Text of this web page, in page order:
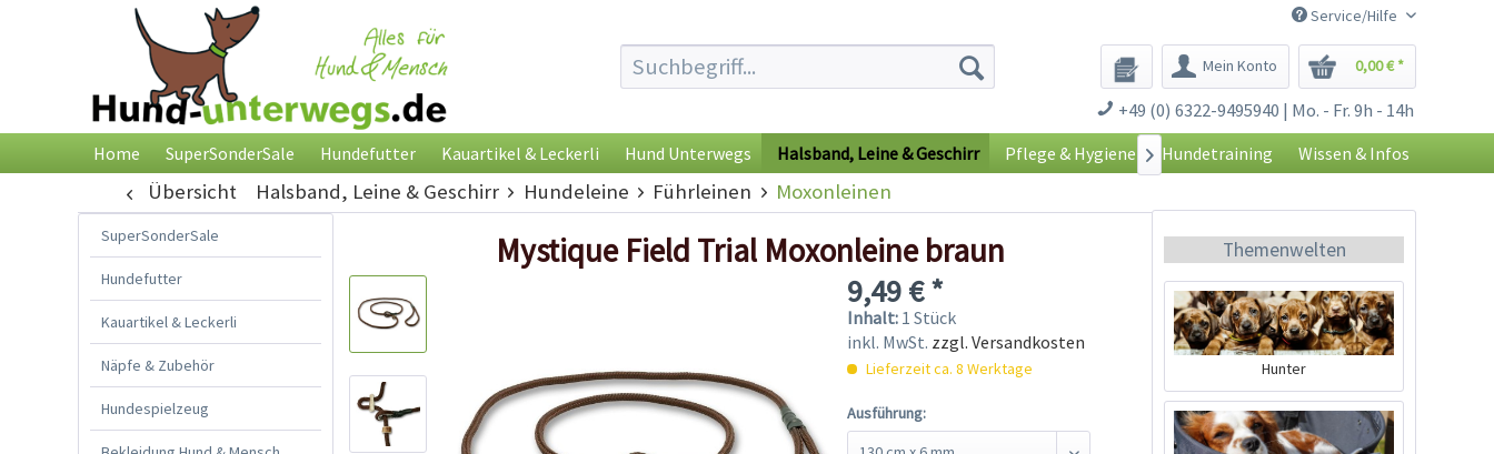
Service/Hilfe
Mein Konto 0,00 € *
+49 (0) 6322-9495940 | Mo. - Fr. 9h - 14h
Home SuperSonderSale Hundefutter Kauartikel & Leckerli Hund Unterwegs Halsband, Leine & Geschirr Pflege & Hygiene Hundetraining Wissen & Infos

Übersicht Halsband, Leine & Geschirr Hundeleine Führleinen Moxonleinen
SuperSonderSale
Hundefutter
Kauartikel & Leckerli
Näpfe & Zubehör
Hundespielzeug
Mystique Field Trial Moxonleine braun
9,49 € *
Inhalt: 1 Stück
inkl. MwSt. zzgl. Versandkosten
Lieferzeit ca. 8 Werktage
Ausführung:
Themenwelten
Hunter